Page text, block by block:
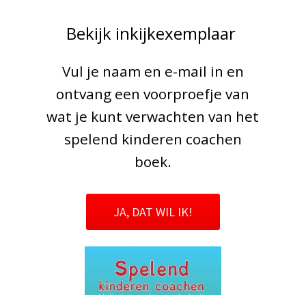
Bekijk inkijkexemplaar
Vul je naam en e-mail in en
ontvang een voorproefje van
wat je kunt verwachten van het
spelend kinderen coachen
boek.
JA, DAT WIL IK!